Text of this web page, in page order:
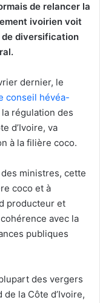
de relancer la
ivoirien voit
diversification
dernier, le
conseil hévéa-
régulation des
d’Ivoire, va
à la filière coco.
ministres, cette
coco et à
producteur et
avec la
publiques
des vergers
la Côte d’Ivoire,